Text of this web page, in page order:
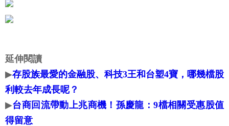
延伸閱讀
▶存股族最愛的金融股、科技3王和台塑4寶，哪幾檔股
利較去年成長呢？
▶台商回流帶動上兆商機！孫慶龍：9檔相關受惠股值
得留意